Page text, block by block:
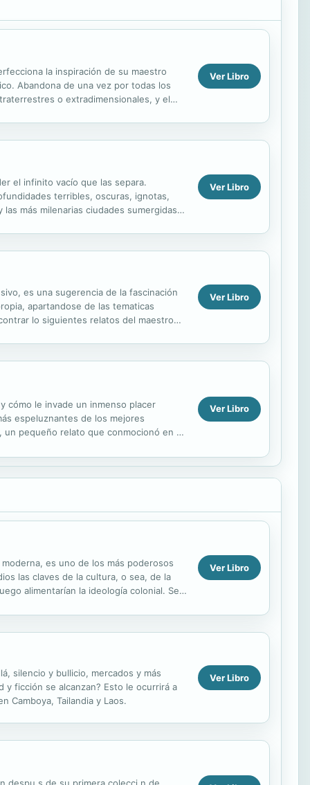
la inspiración de su maestro
Abandona de una vez por todas los
o extradimensionales, y el
Ver Libro
el infinito vacío que las separa.
terribles, oscuras, ignotas,
más milenarias ciudades sumergidas.
Ver Libro
es una sugerencia de la fascinación
apartandose de las tematicas
lo siguientes relatos del maestro
Ver Libro
cómo le invade un inmenso placer
espeluznantes de los mejores
pequeño relato que conmocionó en su
Ver Libro
es uno de los más poderosos
las claves de la cultura, o sea, de la
alimentarían la ideología colonial. Se
Ver Libro
silencio y bullicio, mercados y más
ficción se alcanzan? Esto le ocurrirá a
Camboya, Tailandia y Laos.
Ver Libro